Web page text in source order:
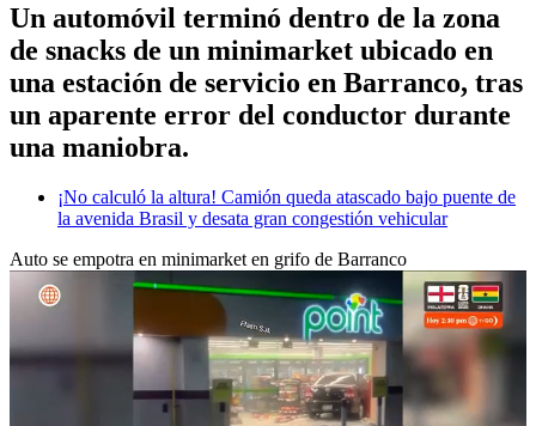
Un automóvil terminó dentro de la zona
de snacks de un minimarket ubicado en
una estación de servicio en Barranco, tras
un aparente error del conductor durante
una maniobra.
¡No calculó la altura! Camión queda atascado bajo puente de
la avenida Brasil y desata gran congestión vehicular
Auto se empotra en minimarket en grifo de Barranco